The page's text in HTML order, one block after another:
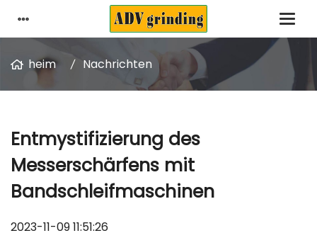
heim Nachrichten
Entmystifizierung des
Messerschärfens mit
Bandschleifmaschinen
2023-11-09 11:51:26